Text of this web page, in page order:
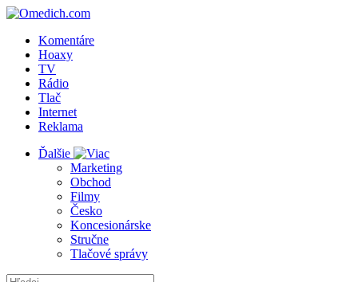
Komentáre
Hoaxy
TV
Rádio
Tlač
Internet
Reklama
Ďalšie
Marketing
Obchod
Filmy
Česko
Koncesionárske
Stručne
Tlačové správy